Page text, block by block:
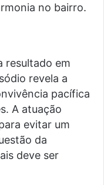
no bairro.
resultado em
revela a
pacífica
A atuação
evitar um
da
deve ser